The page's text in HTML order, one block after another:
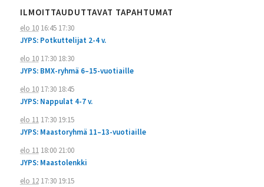
ILMOITTAUDUTTAVAT TAPAHTUMAT
elo 1016:45 17:30
JYPS: Potkuttelijat 2-4 v.
elo 1017:30 18:30
JYPS: BMX-ryhmä 6–15-vuotiaille
elo 1017:30 18:45
JYPS: Nappulat 4-7 v.
elo 1117:30 19:15
JYPS: Maastoryhmä 11–13-vuotiaille
elo 1118:00 21:00
JYPS: Maastolenkki
elo 1217:30 19:15